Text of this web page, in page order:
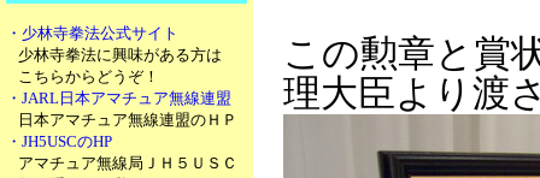
・少林寺拳法公式サイト
少林寺拳法に興味がある方は
こちらからどうぞ！
・JARL日本アマチュア無線連盟
日本アマチュア無線連盟のＨＰ
・JH5USCのHP
アマチュア無線局ＪＨ５ＵＳＣ
この勲章と賞
理大臣より渡